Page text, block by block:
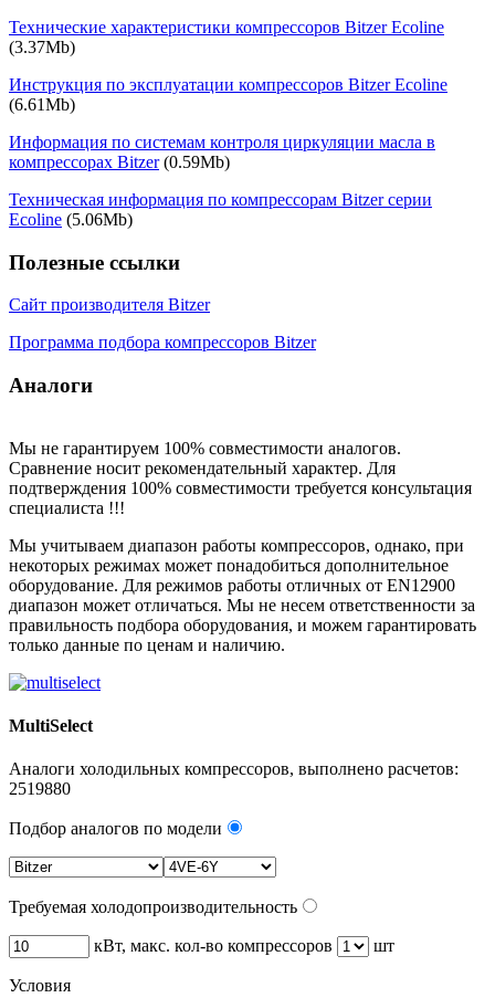
Технические характеристики компрессоров Bitzer Ecoline
(3.37Mb)
Инструкция по эксплуатации компрессоров Bitzer Ecoline
(6.61Mb)
Информация по cистемам контроля циркуляции масла в
компрессорах Bitzer(0.59Mb)
Техническая информация по компрессорам Bitzer серии
Ecoline (5.06Mb)
Полезные ссылки
Сайт производителя Bitzer
Программа подбора компрессоров Bitzer
Аналоги
Мы не гарантируем 100% совместимости аналогов.
Сравнение носит рекомендательный характер. Для
подтверждения 100% совместимости требуется консультация
специалиста !!!
Мы учитываем диапазон работы компрессоров, однако, при
некоторых режимах может понадобиться дополнительное
оборудование. Для режимов работы отличных от EN12900
диапазон может отличаться. Мы не несем ответственности за
правильность подбора оборудования, и можем гарантировать
только данные по ценам и наличию.
MultiSelect
Аналоги холодильных компрессоров, выполнено расчетов:
2519880
Подбор аналогов по модели
Требуемая холодопроизводительность
кВт, макс. кол-во компрессоров шт
Условия